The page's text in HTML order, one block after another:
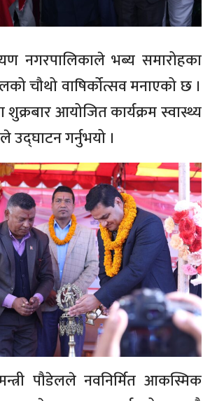
नगरपालिकाले भब्य समारोहका
चौथो वाषिर्कोत्सव मनाएको छ ।
शुक्रबार आयोजित कार्यक्रम स्वास्थ्य
उद्घाटन गर्नुभयो ।
पौडेलले नवनिर्मित आकस्मिक